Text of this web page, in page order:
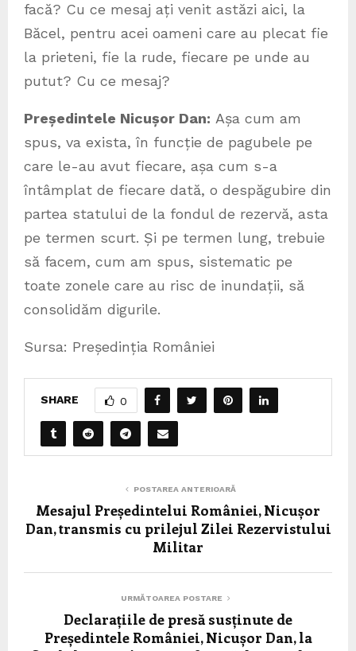
facă? Cu ce mesaj ați venit astăzi aici, la
Băcel, pentru acei oameni care au plecat fie
la prieteni, fie la rude, fiecare pe unde au
putut? Cu ce mesaj?
Președintele Nicușor Dan: Așa cum am
spus, va exista, în funcție de pagubele pe
care le-au avut fiecare, așa cum s-a
întâmplat de fiecare dată, o despăgubire din
partea statului de la fondul de rezervă, asta
pe termen scurt. Și pe termen lung, trebuie
să facem, cum am spus, sistematic pe
toate zonele care au risc de inundații, să
consolidăm digurile.
Sursa: Președinția României
SHARE 0
POSTAREA ANTERIOARĂ
Mesajul Președintelui României, Nicușor
Dan, transmis cu prilejul Zilei Rezervistului
Militar
URMĂTOAREA POSTARE
Declarațiile de presă susținute de
Președintele României, Nicușor Dan, la